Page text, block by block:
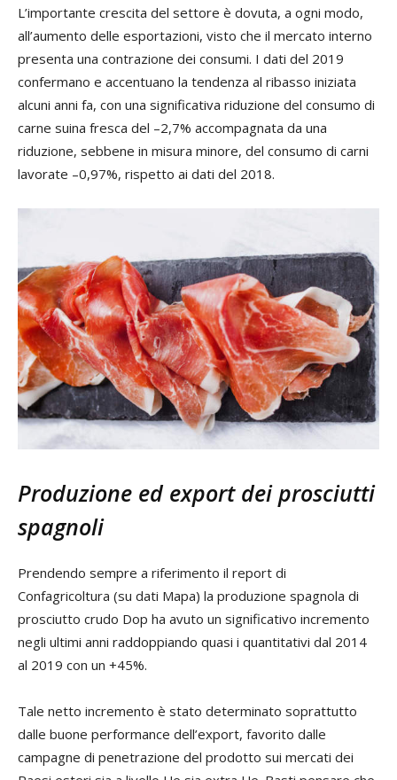
L’importante crescita del settore è dovuta, a ogni modo,
all’aumento delle esportazioni, visto che il mercato interno
presenta una contrazione dei consumi. I dati del 2019
confermano e accentuano la tendenza al ribasso iniziata
alcuni anni fa, con una significativa riduzione del consumo di
carne suina fresca del –2,7% accompagnata da una
riduzione, sebbene in misura minore, del consumo di carni
lavorate –0,97%, rispetto ai dati del 2018.
Produzione ed export dei prosciutti
spagnoli
Prendendo sempre a riferimento il report di
Confagricoltura (su dati Mapa) la produzione spagnola di
prosciutto crudo Dop ha avuto un significativo incremento
negli ultimi anni raddoppiando quasi i quantitativi dal 2014
al 2019 con un +45%.
Tale netto incremento è stato determinato soprattutto
dalle buone performance dell’export, favorito dalle
campagne di penetrazione del prodotto sui mercati dei